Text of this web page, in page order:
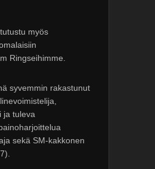
myös
Ringseihimme.
syvemmin rakastunut
ja tuleva
sekä SM-kakkonen